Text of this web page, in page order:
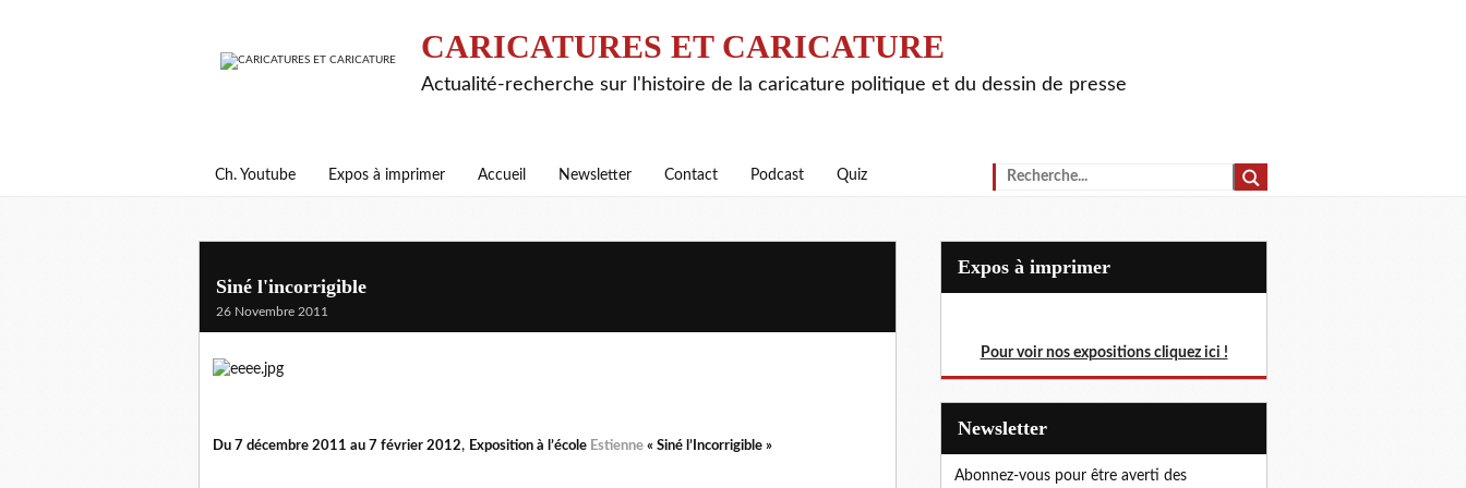
CARICATURES ET CARICATURE
Actualité-recherche sur l'histoire de la caricature politique et du dessin de presse
Ch. Youtube Expos à imprimer Accueil Newsletter Contact Podcast Quiz
Siné l'incorrigible
26 Novembre 2011
Du 7 décembre 2011 au 7 février 2012, Exposition à l’école Estienne « Siné l’Incorrigible »
Expos à imprimer
Pour voir nos expositions cliquez ici !
Newsletter
Abonnez-vous pour être averti des